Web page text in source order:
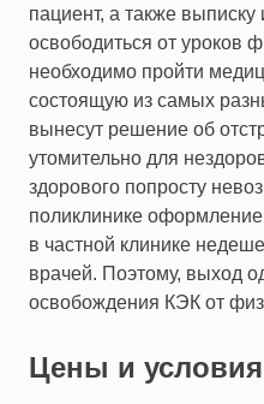
пациент, а также
освободиться от уроков
необходимо пройти
состоящую из самых
вынесут решение об
утомительно для
здорового попросту
поликлинике
в частной клинике
врачей. Поэтому, выход
освобождения КЭК от
Цены и условия